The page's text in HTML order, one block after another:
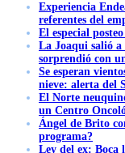
Experiencia
referentes del
El especial
La Joaqui salió
sorprendió con
Se esperan
nieve: alerta del
El Norte
un Centro
Ángel de Brito
programa?
Ley del ex: Boca